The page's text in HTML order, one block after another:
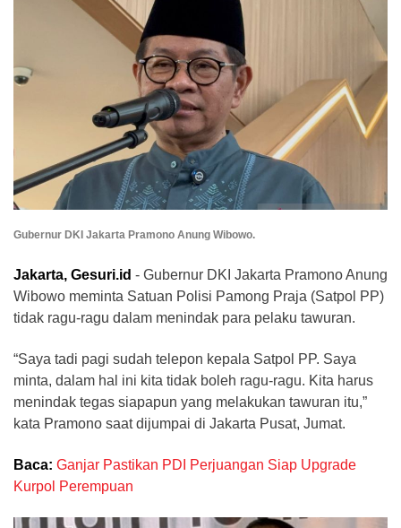
Gubernur DKI Jakarta Pramono Anung Wibowo.
Jakarta, Gesuri.id - Gubernur DKI Jakarta Pramono Anung
Wibowo meminta Satuan Polisi Pamong Praja (Satpol PP)
tidak ragu-ragu dalam menindak para pelaku tawuran.
“Saya tadi pagi sudah telepon kepala Satpol PP. Saya
minta, dalam hal ini kita tidak boleh ragu-ragu. Kita harus
menindak tegas siapapun yang melakukan tawuran itu,”
kata Pramono saat dijumpai di Jakarta Pusat, Jumat.
Baca: Ganjar Pastikan PDI Perjuangan Siap Upgrade
Kurpol Perempuan